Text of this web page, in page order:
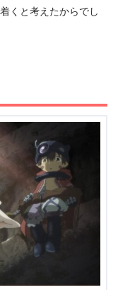
くと考えたからでし